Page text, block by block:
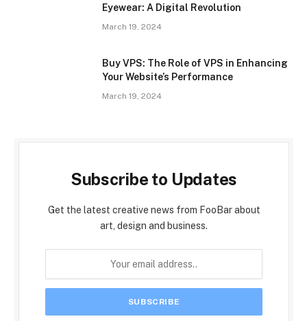
Eyewear: A Digital Revolution
March 19, 2024
Buy VPS: The Role of VPS in Enhancing
Your Website’s Performance
March 19, 2024
Subscribe to Updates
Get the latest creative news from FooBar about
art, design and business.